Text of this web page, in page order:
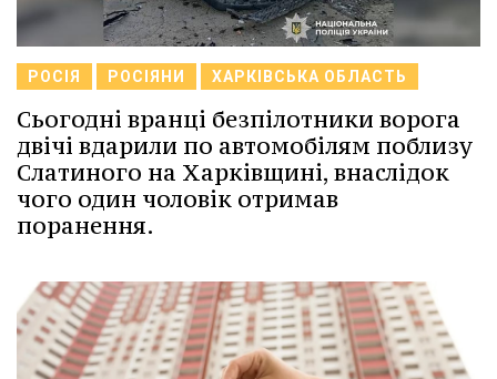
РОСІЯ РОСІЯНИ ХАРКІВСЬКА ОБЛАСТЬ
Сьогодні вранці безпілотники ворога
двічі вдарили по автомобілям поблизу
Слатиного на Харківщині, внаслідок
чого один чоловік отримав
поранення.